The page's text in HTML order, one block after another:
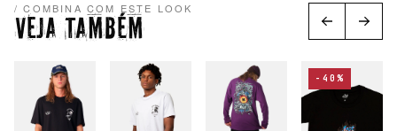
/ COMBINA COM ESTE LOOK
VEJA TAMBÉM
-40%